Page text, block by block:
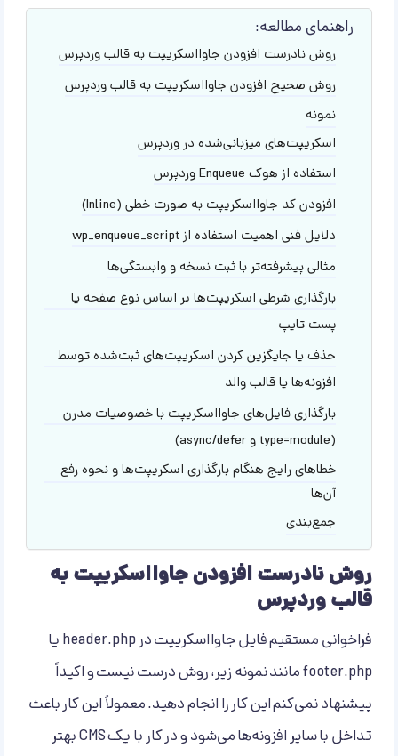
راهنمای مطالعه:
روش نادرست افزودن جاوااسکریپت به قالب وردپرس
روش صحیح افزودن جاوااسکریپت به قالب وردپرس
نمونه
اسکریپت‌های میزبانی‌شده در وردپرس
استفاده از هوک Enqueue وردپرس
افزودن کد جاوااسکریپت به صورت خطی (Inline)
دلایل فنی اهمیت استفاده از wp_enqueue_script
مثالی پیشرفته‌تر با ثبت نسخه و وابستگی‌ها
بارگذاری شرطی اسکریپت‌ها بر اساس نوع صفحه یا
پست تایپ
حذف یا جایگزین کردن اسکریپت‌های ثبت‌شده توسط
افزونه‌ها یا قالب والد
بارگذاری فایل‌های جاوااسکریپت با خصوصیات مدرن
(type=module و async/defer)
خطاهای رایج هنگام بارگذاری اسکریپت‌ها و نحوه رفع
آن‌ها
جمع‌بندی
روش نادرست افزودن جاوااسکریپت به
قالب وردپرس
فراخوانی مستقیم فایل جاوااسکریپت در header.php یا
footer.php مانند نمونه زیر، روش درست نیست و اکیداً
پیشنهاد نمی‌کنم این کار را انجام دهید. معمولاً این کار باعث
تداخل با سایر افزونه‌ها می‌شود و در کار با یک CMS بهتر